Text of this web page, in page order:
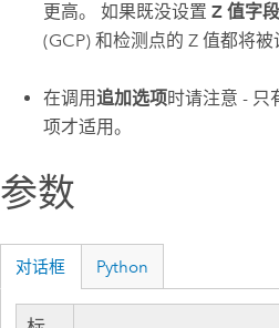
更高。 如果既没设置 Z 值字
(GCP) 和检测点的 Z 值都将被
在调用追加选项时请注意 - 只
项才适用。
参数
对话框 Python